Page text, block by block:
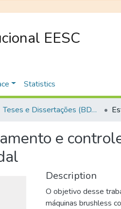
EESC
Statistics
Teses e Dissertações (BDTD USP)
e
Description
O objetivo desse
máquinas brushless